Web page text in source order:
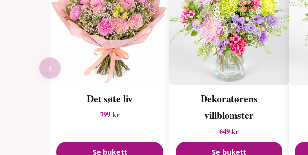
Det søte liv
799 kr
Se bukett
Dekoratørens
villblomster
649 kr
Se bukett
‹